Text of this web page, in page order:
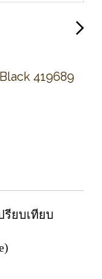
419689
รียบเทียบ